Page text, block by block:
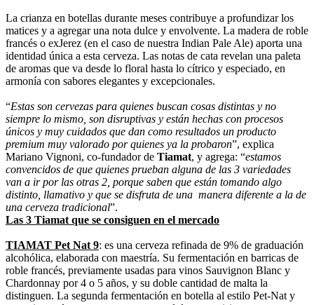
La crianza en botellas durante meses contribuye a profundizar los
matices y a agregar una nota dulce y envolvente. La madera de roble
francés o exJerez (en el caso de nuestra Indian Pale Ale) aporta una
identidad única a esta cerveza. Las notas de cata revelan una paleta
de aromas que va desde lo floral hasta lo cítrico y especiado, en
armonía con sabores elegantes y excepcionales.
“Estas son cervezas para quienes buscan cosas distintas y no
siempre lo mismo, son disruptivas y están hechas con procesos
únicos y muy cuidados que dan como resultados un producto
premium muy valorado por quienes ya la probaron”, explica
Mariano Vignoni, co-fundador de Tiamat, y agrega: “estamos
convencidos de que quienes prueban alguna de las 3 variedades
van a ir por las otras 2, porque saben que están tomando algo
distinto, llamativo y que se disfruta de una manera diferente a la de
una cerveza tradicional”.
Las 3 Tiamat que se consiguen en el mercado
TIAMAT Pet Nat 9: es una cerveza refinada de 9% de graduación
alcohólica, elaborada con maestría. Su fermentación en barricas de
roble francés, previamente usadas para vinos Sauvignon Blanc y
Chardonnay por 4 o 5 años, y su doble cantidad de malta la
distinguen. La segunda fermentación en botella al estilo Pet-Nat y